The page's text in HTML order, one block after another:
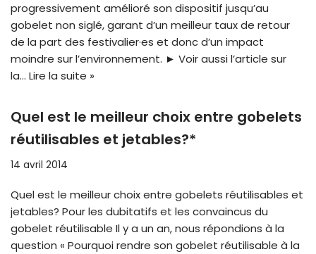
progressivement amélioré son dispositif jusqu’au
gobelet non siglé, garant d’un meilleur taux de retour
de la part des festivalier·es et donc d’un impact
moindre sur l’environnement. ► Voir aussi l’article sur
la… Lire la suite »
Quel est le meilleur choix entre gobelets
réutilisables et jetables?*
14 avril 2014
Quel est le meilleur choix entre gobelets réutilisables et
jetables? Pour les dubitatifs et les convaincus du
gobelet réutilisable Il y a un an, nous répondions à la
question « Pourquoi rendre son gobelet réutilisable à la